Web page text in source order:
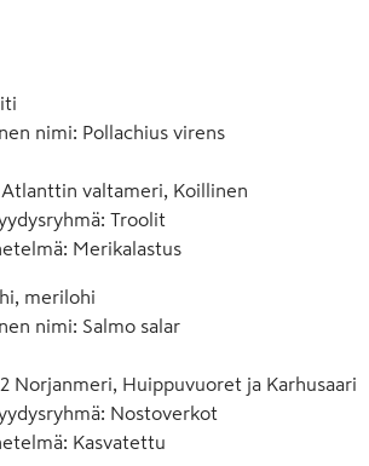
nimi: Pollachius virens
Atlanttin valtameri, Koillinen
Troolit
Merikalastus
merilohi
nimi: Salmo salar
Norjanmeri, Huippuvuoret ja Karhusaari
Nostoverkot
Kasvatettu